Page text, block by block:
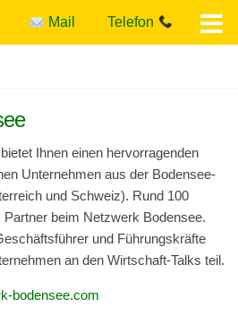
Mail Telefon
Ihnen einen her­vor­ra­gen­den
Unter­neh­men aus der Bodensee-
und Schweiz). Rund 100
beim Netz­werk Boden­see.
und Füh­rungs­kräfte
an den Wirtschaft-Talks teil.
bodensee.com